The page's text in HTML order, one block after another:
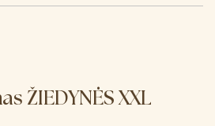
ŽIEDYNĖS XXL